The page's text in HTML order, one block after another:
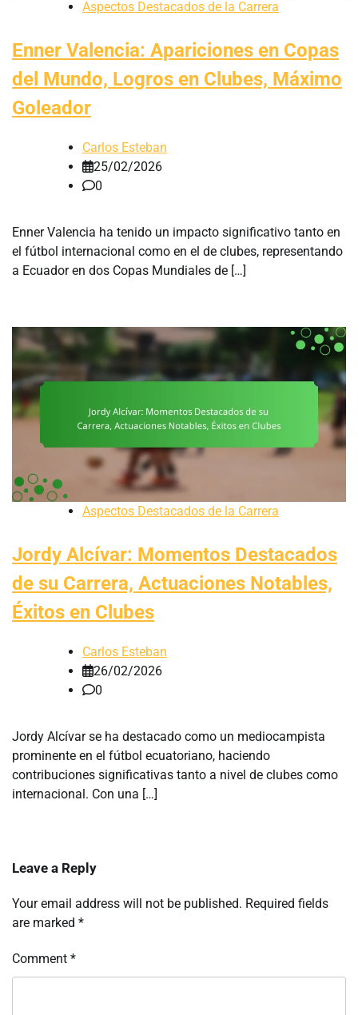
Aspectos Destacados de la Carrera
Enner Valencia: Apariciones en Copas
del Mundo, Logros en Clubes, Máximo
Goleador
Carlos Esteban
25/02/2026
0
Enner Valencia ha tenido un impacto significativo tanto en
el fútbol internacional como en el de clubes, representando
a Ecuador en dos Copas Mundiales de […]
Aspectos Destacados de la Carrera
Jordy Alcívar: Momentos Destacados
de su Carrera, Actuaciones Notables,
Éxitos en Clubes
Carlos Esteban
26/02/2026
0
Jordy Alcívar se ha destacado como un mediocampista
prominente en el fútbol ecuatoriano, haciendo
contribuciones significativas tanto a nivel de clubes como
internacional. Con una […]
Leave a Reply
Your email address will not be published. Required fields
are marked *
Comment *